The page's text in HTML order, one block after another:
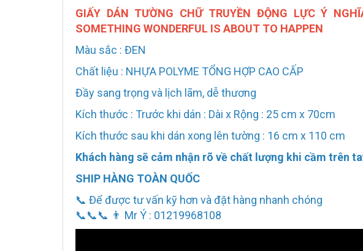
GIẤY DÁN TƯỜNG CHỮ TRUYỀN ĐỘNG LỰC Ý
SOMETHING WONDERFUL IS ABOUT TO HAPPEN
Màu sắc : ĐEN
Chất liệu : NHỰA POLYME TỔNG HỢP CAO CẤP
Đầy sang trọng và lịch lãm, dễ thương
Kích thước : Trước khi dán : Dài x Rộng : 25 cm x 70cm
Kích thước sau khi dán xong lên tường : 16 cm x 110 cm
Khách hàng sẽ cảm nhận rõ về chất lượng khi cầm trên
SHIP HÀNG TOÀN QUỐC
📞 Để được tư vấn kỹ hơn và đặt hàng nhanh chóng
📞📞📞 👨 Mr Ý : 01219968108